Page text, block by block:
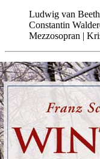
Ludwig van
Constantin
Mezzosopran |